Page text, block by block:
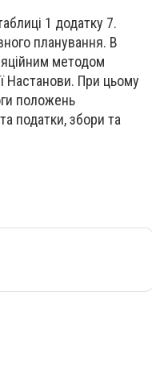
1 додатку 7.
планування. В
методом
Настанови. При цьому
положень
податки, збори та